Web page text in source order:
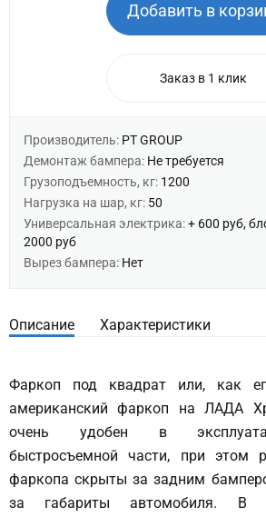
Добавить в
Заказ в 1 клик
Производитель: PT GROUP
Демонтаж бампера: Не требуется
Грузоподъемность, кг: 1200
Нагрузка на шар, кг: 50
Универсальная электрика:+ 600 руб,
2000 руб
Вырез бампера: Нет
Описание Характеристики
Фаркоп под квадрат или, как
американский фаркоп на ЛАДА
очень удобен в
быстросъемной части, при этом
фаркопа скрыты за задним
за габариты автомобиля. В